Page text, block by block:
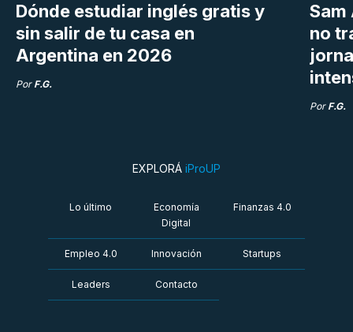
Dónde estudiar inglés gratis y
sin salir de tu casa en
Argentina en 2026
Por F.G.
Sam
no
Por F.G.
EXPLORÁ iProUP
Lo último
Economía
Digital
Finanzas 4.0
Empleo 4.0 Innovación Startups
Leaders Contacto